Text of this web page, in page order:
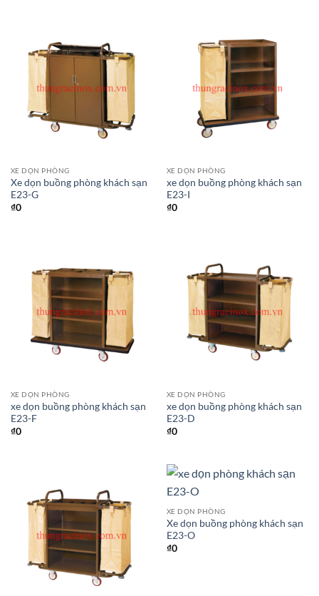
XE DỌN PHÒNG
Xe dọn buồng phòng khách sạn
E23-G
₫0
XE DỌN PHÒNG
xe dọn buồng phòng khách sạn
E23-I
₫0
XE DỌN PHÒNG
xe dọn buồng phòng khách sạn
E23-F
₫0
XE DỌN PHÒNG
xe dọn buồng phòng khách sạn
E23-D
₫0
XE DỌN PHÒNG
Xe dọn buồng phòng khách sạn
E23-O
₫0